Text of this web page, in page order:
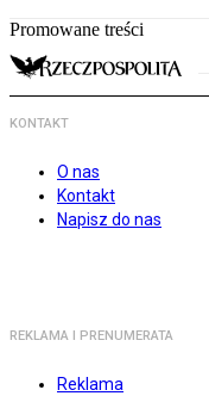
Promowane treści
KONTAKT
O nas
Kontakt
Napisz do nas
REKLAMA I PRENUMERATA
Reklama